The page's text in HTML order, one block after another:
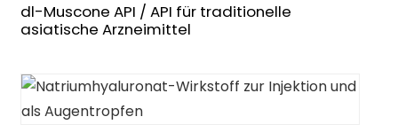
dl-Muscone API / API für traditionelle
asiatische Arzneimittel